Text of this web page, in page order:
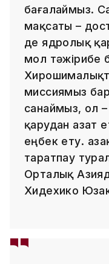
бағалаймыз.
мақсаты –
де ядролық
мол тәжірибе
миссиямыз
санаймыз, ол
қарудан азат
еңбек ету.
таратпау
Орталық
Хидехико